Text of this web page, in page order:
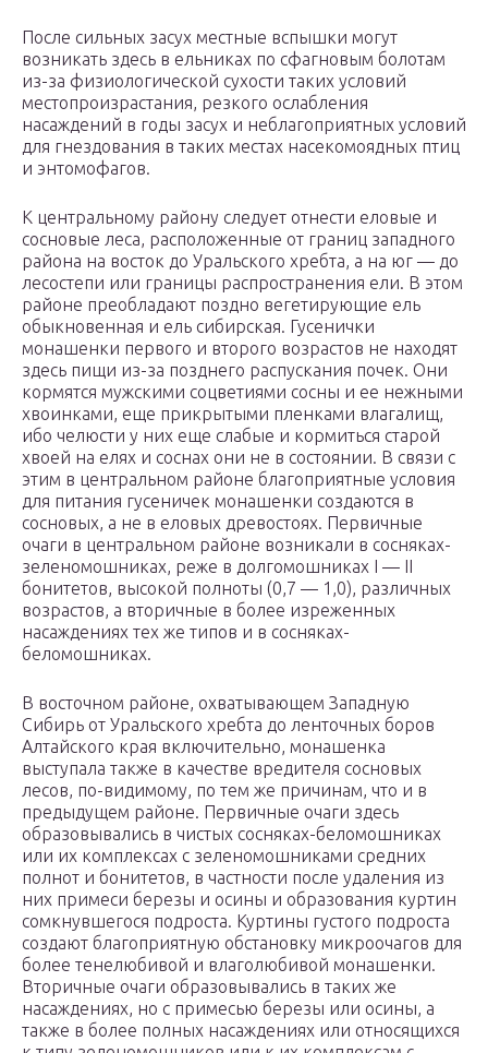
После сильных засух местные вспышки могут
возникать здесь в ельниках по сфагновым болотам
из-за физиологической сухости таких условий
местопроизрастания, резкого ослабления
насаждений в годы засух и неблагоприятных условий
для гнездования в таких местах насекомоядных птиц
и энтомофагов.
К центральному району следует отнести еловые и
сосновые леса, расположенные от границ западного
района на восток до Уральского хребта, а на юг — до
лесостепи или границы распространения ели. В этом
районе преобладают поздно вегетирующие ель
обыкновенная и ель сибирская. Гусенички
монашенки первого и второго возрастов не находят
здесь пищи из-за позднего распускания почек. Они
кормятся мужскими соцветиями сосны и ее нежными
хвоинками, еще прикрытыми пленками влагалищ,
ибо челюсти у них еще слабые и кормиться старой
хвоей на елях и соснах они не в состоянии. В связи с
этим в центральном районе благоприятные условия
для питания гусеничек монашенки создаются в
сосновых, а не в еловых древостоях. Первичные
очаги в центральном районе возникали в сосняках-
зеленомошниках, реже в долгомошниках I — II
бонитетов, высокой полноты (0,7 — 1,0), различных
возрастов, а вторичные в более изреженных
насаждениях тех же типов и в сосняках-
беломошниках.
В восточном районе, охватывающем Западную
Сибирь от Уральского хребта до ленточных боров
Алтайского края включительно, монашенка
выступала также в качестве вредителя сосновых
лесов, по-видимому, по тем же причинам, что и в
предыдущем районе. Первичные очаги здесь
образовывались в чистых сосняках-беломошниках
или их комплексах с зеленомошниками средних
полнот и бонитетов, в частности после удаления из
них примеси березы и осины и образования куртин
сомкнувшегося подроста. Куртины густого подроста
создают благоприятную обстановку микроочагов для
более тенелюбивой и влаголюбивой монашенки.
Вторичные очаги образовывались в таких же
насаждениях, но с примесью березы или осины, а
также в более полных насаждениях или относящихся